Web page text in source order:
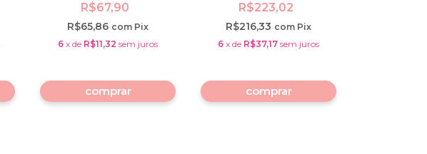
R$67,90
R$65,86 com Pix
6 x de R$11,32 sem juros
R$223,02
R$216,33 com Pix
6 x de R$37,17 sem juros